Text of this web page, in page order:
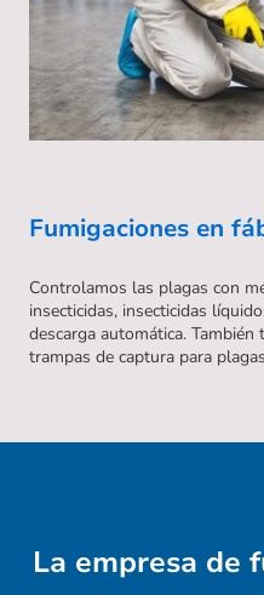
Fumigaciones en
Controlamos las plagas con
insecticidas, insecticidas
descarga automática.
trampas de captura para
La empresa de